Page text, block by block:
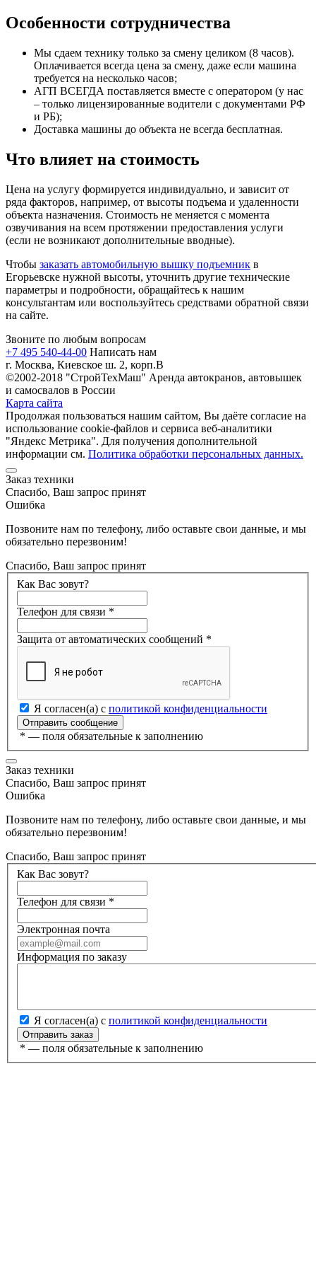
Особенности сотрудничества
Мы сдаем технику только за смену целиком (8 часов).
Оплачивается всегда цена за смену, даже если машина
требуется на несколько часов;
АГП ВСЕГДА поставляется вместе с оператором (у нас
– только лицензированные водители с документами РФ
и РБ);
Доставка машины до объекта не всегда бесплатная.
Что влияет на стоимость
Цена на услугу формируется индивидуально, и зависит от
ряда факторов, например, от высоты подъема и удаленности
объекта назначения. Стоимость не меняется с момента
озвучивания на всем протяжении предоставления услуги
(если не возникают дополнительные вводные).
Чтобы заказать автомобильную вышку подъемник в
Егорьевске нужной высоты, уточнить другие технические
параметры и подробности, обращайтесь к нашим
консультантам или воспользуйтесь средствами обратной связи
на сайте.
Звоните по любым вопросам
+7 495 540-44-00 Написать нам
г. Москва, Киевское ш. 2, корп.В
©2002-2018 "СтройТехМаш" Аренда автокранов, автовышек
и самосвалов в России
Карта сайта
Продолжая пользоваться нашим сайтом, Вы даёте согласие на
использование cookie-файлов и сервиса веб-аналитики
"Яндекс Метрика". Для получения дополнительной
информации см. Политика обработки персональных данных.
Заказ техники
Спасибо, Ваш запрос принят
Ошибка
Позвоните нам по телефону, либо оставьте свои данные, и мы
обязательно перезвоним!
Спасибо, Ваш запрос принят
Как Вас зовут?
Телефон для связи *
Защита от автоматических сообщений *
Я согласен(а) с политикой конфиденциальности
* — поля обязательные к заполнению
Заказ техники
Спасибо, Ваш запрос принят
Ошибка
Позвоните нам по телефону, либо оставьте свои данные, и мы
обязательно перезвоним!
Спасибо, Ваш запрос принят
Как Вас зовут?
Телефон для связи *
Электронная почта
Информация по заказу
Я согласен(а) с политикой конфиденциальности
* — поля обязательные к заполнению